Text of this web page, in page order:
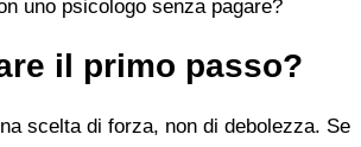
uno psicologo senza pagare?
il primo passo?
scelta di forza, non di debolezza. Se